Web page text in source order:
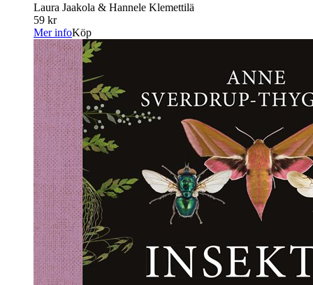
Laura Jaakola & Hannele Klemettilä
59 kr
Mer infoKöp